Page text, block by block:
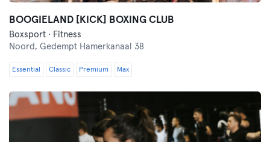
BOOGIELAND [KICK] BOXING CLUB
Boxsport · Fitness
Noord, Gedempt Hamerkanaal 38
Essential Classic Premium Max